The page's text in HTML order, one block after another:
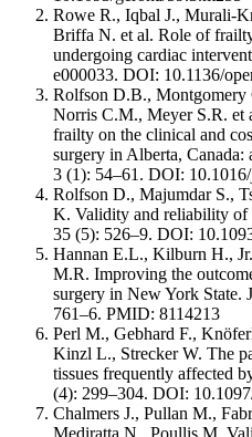
Rowe R., Iqbal J., Murali-
Briffa N. et al. Role of
undergoing cardiac
е000033. DOI: 10.1136/
Rolfson D.B.,
Norris C.M., Meyer S.R. et
frailty on the clinical and
surgery in Alberta, Canada:
3 (1): 54–61. DOI:
Rolfson D., Majumdar S.,
K. Validity and reliability of
35 (5): 526–9. DOI:
Hannan E.L., Kilburn H.,
M.R. Improving the
surgery in New York State.
761–6. PMID: 8114213
Perl M., Gebhard F.,
Kinzl L., Strecker W. The
tissues frequently affected
(4): 299–304. DOI:
Chalmers J., Pullan M.,